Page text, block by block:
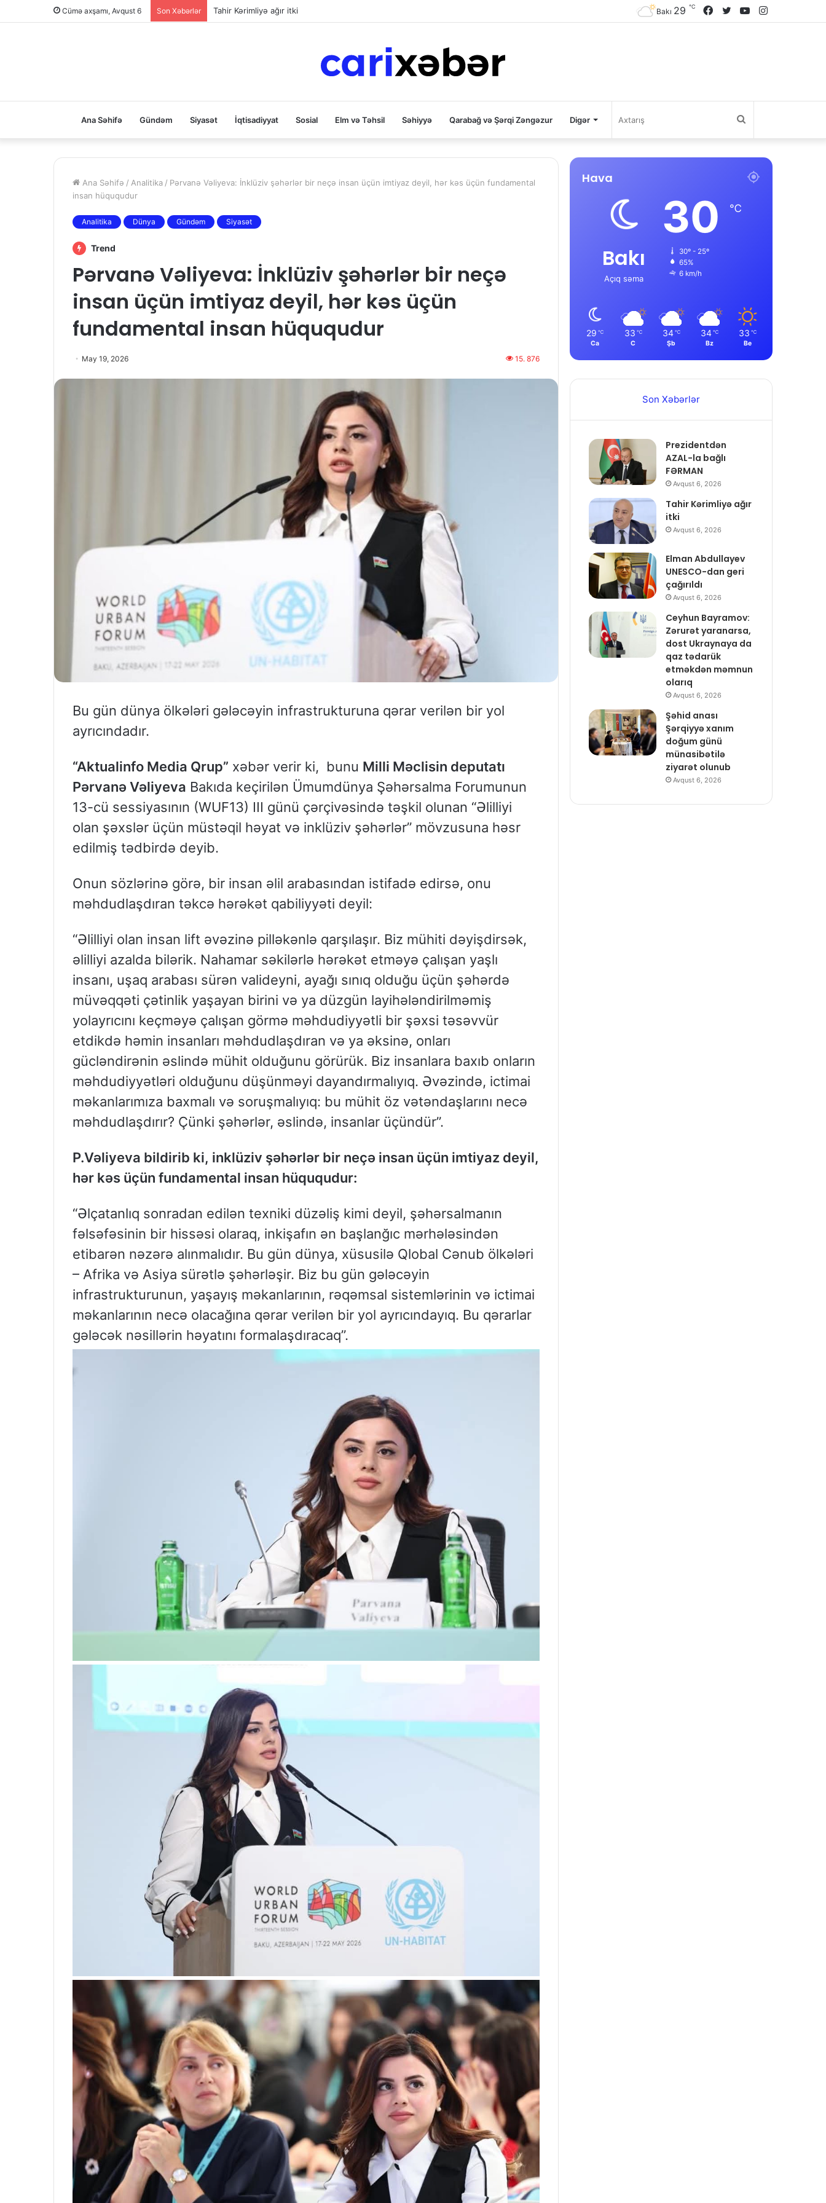
Cümə axşamı, Avqust 6 Son Xəbərlər Elman Abdullayev UNESCO-dan geri çağırıldı YouTube
Twitter
Facebook
Bakı 29 ℃
Ana Səhifə Gündəm Siyasət İqtisadiyyat Sosial Elm və Təhsil Səhiyyə Qarabağ və Şərqi Zəngəzur Digər Axtarış
Ana Səhifə / Analitika / Pərvanə Vəliyeva: İnklüziv şəhərlər bir neçə insan üçün imtiyaz deyil, hər kəs üçün fundamental
insan hüququdur
Analitika Dünya Gündəm Siyasət
Trend
Pərvanə Vəliyeva: İnklüziv şəhərlər bir neçə
insan üçün imtiyaz deyil, hər kəs üçün
fundamental insan hüququdur
May 19, 2026 15. 876
Bu gün dünya ölkələri gələcəyin infrastrukturuna qərar verilən bir yol
ayrıcındadır.
“Aktualinfo Media Qrup” xəbər verir ki, bunu Milli Məclisin deputatı
Pərvanə Vəliyeva Bakıda keçirilən Ümumdünya Şəhərsalma Forumunun
13-cü sessiyasının (WUF13) III günü çərçivəsində təşkil olunan “Əlilliyi
olan şəxslər üçün müstəqil həyat və inklüziv şəhərlər” mövzusuna həsr
edilmiş tədbirdə deyib.
Onun sözlərinə görə, bir insan əlil arabasından istifadə edirsə, onu
məhdudlaşdıran təkcə hərəkət qabiliyyəti deyil:
“Əlilliyi olan insan lift əvəzinə pilləkənlə qarşılaşır. Biz mühiti dəyişdirsək,
əlilliyi azalda bilərik. Nahamar səkilərlə hərəkət etməyə çalışan yaşlı
insanı, uşaq arabası sürən valideyni, ayağı sınıq olduğu üçün şəhərdə
müvəqqəti çətinlik yaşayan birini və ya düzgün layihələndirilməmiş
yolayrıcını keçməyə çalışan görmə məhdudiyyətli bir şəxsi təsəvvür
etdikdə həmin insanları məhdudlaşdıran və ya əksinə, onları
gücləndirənin əslində mühit olduğunu görürük. Biz insanlara baxıb onların
məhdudiyyətləri olduğunu düşünməyi dayandırmalıyıq. Əvəzində, ictimai
məkanlarımıza baxmalı və soruşmalıyıq: bu mühit öz vətəndaşlarını necə
məhdudlaşdırır? Çünki şəhərlər, əslində, insanlar üçündür”.
P.Vəliyeva bildirib ki, inklüziv şəhərlər bir neçə insan üçün imtiyaz deyil,
hər kəs üçün fundamental insan hüququdur:
“Əlçatanlıq sonradan edilən texniki düzəliş kimi deyil, şəhərsalmanın
fəlsəfəsinin bir hissəsi olaraq, inkişafın ən başlanğıc mərhələsindən
etibarən nəzərə alınmalıdır. Bu gün dünya, xüsusilə Qlobal Cənub ölkələri
– Afrika və Asiya sürətlə şəhərləşir. Biz bu gün gələcəyin
infrastrukturunun, yaşayış məkanlarının, rəqəmsal sistemlərinin və ictimai
məkanlarının necə olacağına qərar verilən bir yol ayrıcındayıq. Bu qərarlar
gələcək nəsillərin həyatını formalaşdıracaq”.
Hava
Bakı
Açıq səma
30 ℃
30º - 25º
65%
6 km/h
29 ℃
Ca
33 ℃
C
34 ℃
Şb
34 ℃
Bz
33 ℃
Be
Son Xəbərlər
Prezidentdən
AZAL-la bağlı
FƏRMAN
Avqust 6, 2026
Tahir Kərimliyə ağır
itki
Avqust 6, 2026
Elman Abdullayev
UNESCO-dan geri
çağırıldı
Avqust 6, 2026
Ceyhun Bayramov:
Zərurət yaranarsa,
dost Ukraynaya da
qaz tədarük
etməkdən məmnun
olarıq
Avqust 6, 2026
Şəhid anası
Şərqiyyə xanım
doğum günü
münasibətilə
ziyarət olunub
Avqust 6, 2026